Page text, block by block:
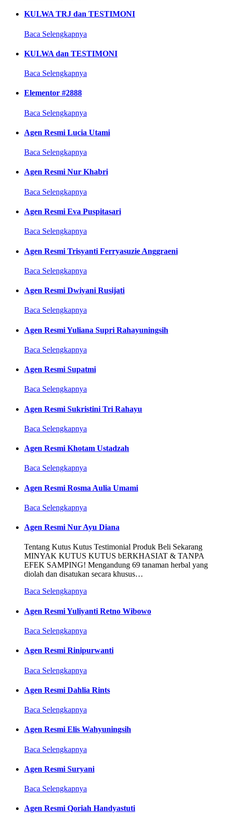
KULWA TRJ dan TESTIMONI
Baca Selengkapnya
KULWA dan TESTIMONI
Baca Selengkapnya
Elementor #2888
Baca Selengkapnya
Agen Resmi Lucia Utami
Baca Selengkapnya
Agen Resmi Nur Khabri
Baca Selengkapnya
Agen Resmi Eva Puspitasari
Baca Selengkapnya
Agen Resmi Trisyanti Ferryasuzie Anggraeni
Baca Selengkapnya
Agen Resmi Dwiyani Rusijati
Baca Selengkapnya
Agen Resmi Yuliana Supri Rahayuningsih
Baca Selengkapnya
Agen Resmi Supatmi
Baca Selengkapnya
Agen Resmi Sukristini Tri Rahayu
Baca Selengkapnya
Agen Resmi Khotam Ustadzah
Baca Selengkapnya
Agen Resmi Rosma Aulia Umami
Baca Selengkapnya
Agen Resmi Nur Ayu Diana
Tentang Kutus Kutus Testimonial Produk Beli Sekarang
MINYAK KUTUS KUTUS bERKHASIAT & TANPA
EFEK SAMPING! Mengandung 69 tanaman herbal yang
diolah dan disatukan secara khusus…
Baca Selengkapnya
Agen Resmi Yuliyanti Retno Wibowo
Baca Selengkapnya
Agen Resmi Rinipurwanti
Baca Selengkapnya
Agen Resmi Dahlia Rints
Baca Selengkapnya
Agen Resmi Elis Wahyuningsih
Baca Selengkapnya
Agen Resmi Suryani
Baca Selengkapnya
Agen Resmi Qoriah Handyastuti